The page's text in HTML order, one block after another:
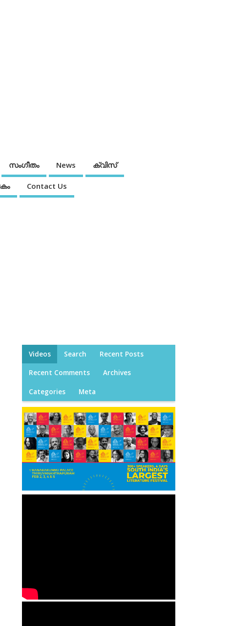
സംഗീതം News ക്വിസ്
Contact Us
Videos Search Recent Posts
Recent Comments Archives
Categories Meta